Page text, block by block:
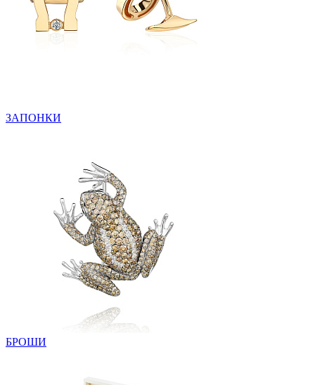
ЗАПОНКИ
БРОШИ